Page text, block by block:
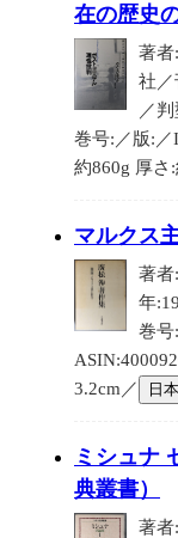
在の歴史
著
社／
／
巻号:／版:／
約860g 厚さ
マルクス
著者
年
巻号
3.2cm／
日
ミシュナ
典叢書）
著者